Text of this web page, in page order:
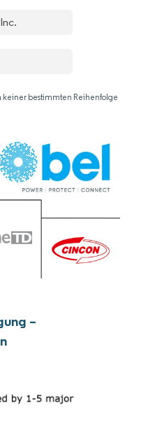
keiner bestimmten Reihenfolge
–